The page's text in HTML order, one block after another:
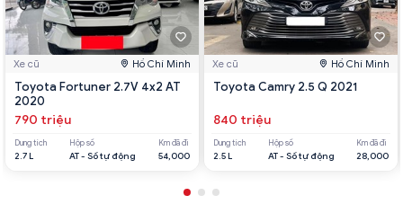
Xe cũ Hồ Chí Minh
Toyota Fortuner 2.7V 4x2 AT
2020
790 triệu
Dung tích
2.7 L
Hộp số
AT - Số tự động
Km đã đi
54,000
Xe cũ Hồ Chí Minh
Toyota Camry 2.5 Q 2021
840 triệu
Dung tích
2.5 L
Hộp số
AT - Số tự động
Km đã đi
28,000